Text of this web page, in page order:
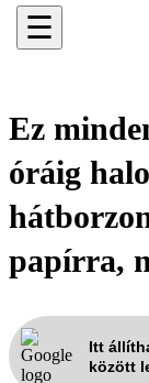
☰
Ez
óráig
papírra,
Itt
között